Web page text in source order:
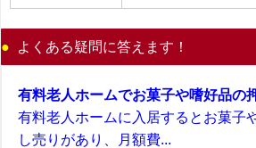
よくある疑問に答えます！
有料老人ホームでお菓子や嗜好品の
有料老人ホームに入居するとお菓子
し売りがあり、月額費...